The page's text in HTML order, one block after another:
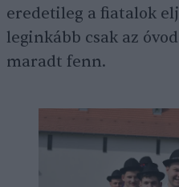
eredetileg a fiatalok
leginkább csak az
maradt fenn.